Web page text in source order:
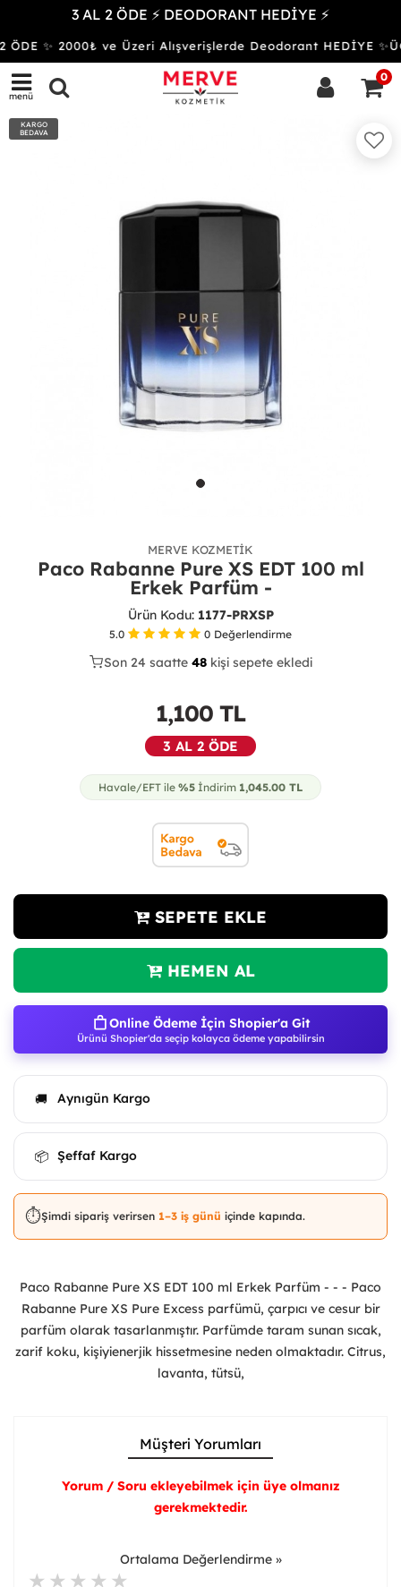
3 AL 2 ÖDE ⚡ DEODORANT HEDİYE ⚡
✨ 2000₺ ve Üzeri Alışverişlerde Deodorant HEDİYE
menü
0
KARGO
BEDAVA
MERVE KOZMETIK
Paco Rabanne Pure XS EDT 100 ml
Erkek Parfüm -
Ürün Kodu: 1177-PRXSP
5.0 0 Değerlendirme
25
Son 24 saatte 50kişi sepete ekledi
13
1,100 TL
3 AL 2 ÖDE
Havale/EFT ile %5 İndirim 1,045.00 TL
SEPETE EKLE
HEMEN AL
Online Ödeme İçin Shopier'a Git
Ürünü Shopier'da seçip kolayca ödeme yapabilirsin
🚚 Aynıgün Kargo
📦 Şeffaf Kargo
⏱️Şimdi sipariş verirsen 1–3 iş günü içinde kapında.
Paco Rabanne Pure XS EDT 100 ml Erkek Parfüm - - - Paco
Rabanne Pure XS Pure Excess parfümü, çarpıcı ve cesur bir
parfüm olarak tasarlanmıştır. Parfümde taram sunan sıcak,
zarif koku, kişiyienerjik hissetmesine neden olmaktadır. Citrus,
lavanta, tütsü,
Müşteri Yorumları
Yorum / Soru ekleyebilmek için üye olmanız
gerekmektedir.
Ortalama Değerlendirme »